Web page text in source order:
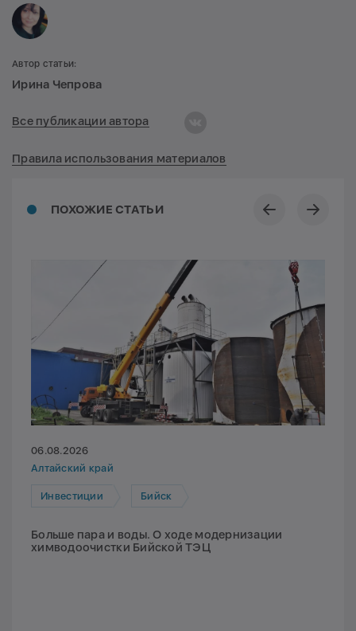
ПОХОЖИЕ СТАТЬИ
06.08.2026
Алтайский край
Инвестиции Бийск
Больше пара и воды. О ходе модернизации
химводоочистки Бийской ТЭЦ
Автор статьи:
Ирина Чепрова
Все публикации автора
Правила использования материалов